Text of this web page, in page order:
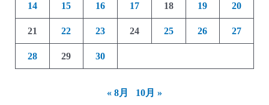
14 15 16 17 18 19 20
21 22 23 24 25 26 27
28 29 30
« 8月 10月 »